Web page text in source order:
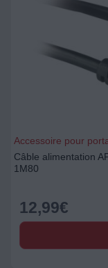
Accessoire pour
Câble alimentation
1M80
12,99€